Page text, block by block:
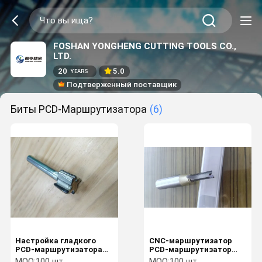
FOSHAN YONGHENG CUTTING TOOLS CO.,
LTD.
20 YEARS
5.0
Подтверженный поставщик
Биты PCD-Маршрутизатора (6)
Настройка гладкого
PCD-маршрутизатора
Биты режущего края
CNC-маршрутизатор
PCD-маршрутизатор
для резки и формования